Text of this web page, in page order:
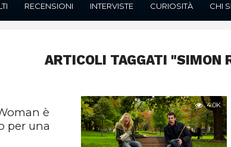
RECENSIONI INTERVISTE CURIOSITÀ CHI
ARTICOLI TAGGATI "SIMON
è
per una
4.0K